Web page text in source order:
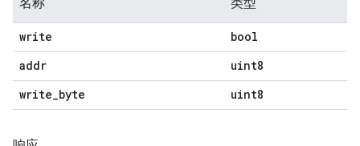
write
bool
addr
uint8
write_byte uint8